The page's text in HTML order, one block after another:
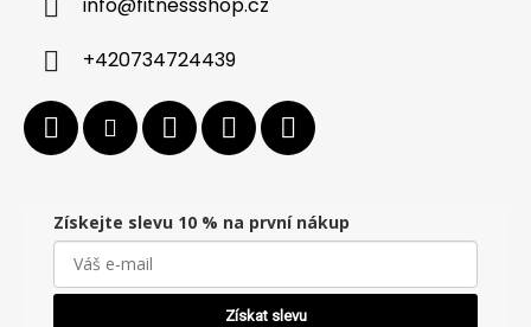
info@fitnessshop.cz
+420734724439
Získejte slevu 10 % na první nákup
Získat slevu